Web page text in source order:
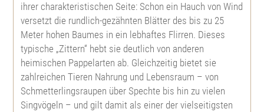
ihrer charakteristischen Seite: Schon ein Hauch von Wind
versetzt die rundlich-gezähnten Blätter des bis zu 25
Meter hohen Baumes in ein lebhaftes Flirren. Dieses
typische „Zittern“ hebt sie deutlich von anderen
heimischen Pappelarten ab. Gleichzeitig bietet sie
zahlreichen Tieren Nahrung und Lebensraum – von
Schmetterlingsraupen über Spechte bis hin zu vielen
Singvögeln – und gilt damit als einer der vielseitigsten